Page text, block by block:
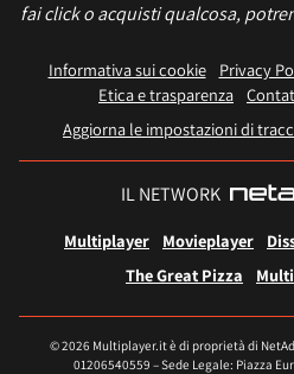
fai click o acquisti qualcosa,
Informativa sui cookie Privacy
Etica e trasparenza
Aggiorna le impostazioni di
IL NETWORK
Multiplayer Movieplayer
The Great Pizza
© 2026 Multiplayer.it è di proprietà di
01206540559 – Sede Legale: Piazza